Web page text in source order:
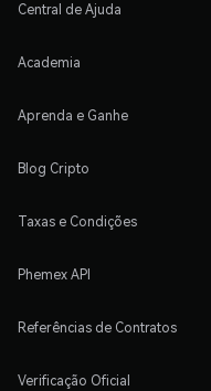
Central de Ajuda
Academia
Aprenda e Ganhe
Blog Cripto
Taxas e Condições
Phemex API
Referências de Contratos
Verificação Oficial